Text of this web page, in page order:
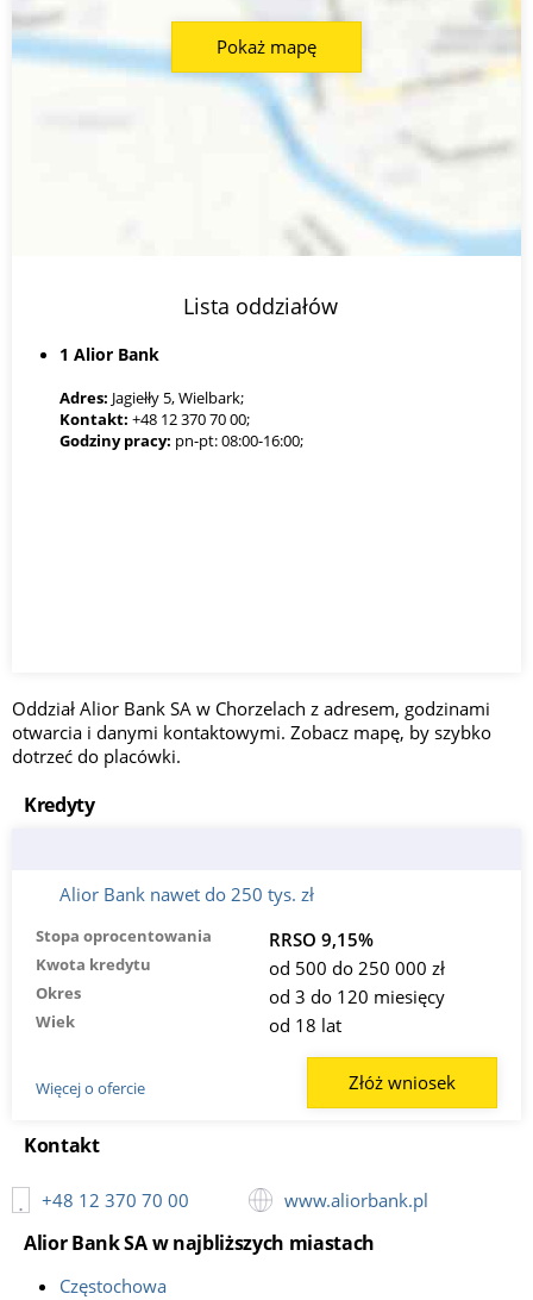
Lista oddziałów
1 Alior Bank
Adres: Jagiełły 5, Wielbark;
Kontakt: +48 12 370 70 00;
Godziny pracy: pn-pt: 08:00-16:00;
Pokaż mapę
Oddział Alior Bank SA w Chorzelach z adresem, godzinami
otwarcia i danymi kontaktowymi. Zobacz mapę, by szybko
dotrzeć do placówki.
Kredyty
Alior Bank nawet do 250 tys. zł
Stopa oprocentowania RRSO 9,15%
Kwota kredytu od 500 do 250 000 zł
Okres od 3 do 120 miesięcy
Wiek od 18 lat
Więcej o ofercie Złóż wniosek
Kontakt
+48 12 370 70 00 www.aliorbank.pl
Alior Bank SA w najbliższych miastach
Częstochowa